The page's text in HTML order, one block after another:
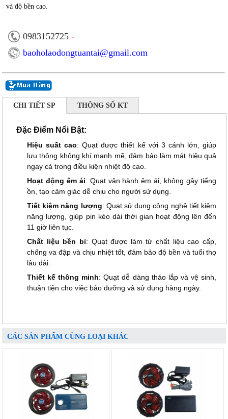
và độ bền cao.
0983152725 -
baoholaodongtuantai@gmail.com
CHI TIẾT SP THÔNG SỐ KT
Đặc Điểm Nổi Bật:
Hiệu suất cao: Quạt được thiết kế với 3 cánh lớn, giúp
lưu thông không khí mạnh mẽ, đảm bảo làm mát hiệu quả
ngay cả trong điều kiện nhiệt độ cao.
Hoạt động êm ái: Quạt vận hành êm ái, không gây tiếng
ồn, tạo cảm giác dễ chịu cho người sử dụng.
Tiết kiệm năng lượng: Quạt sử dụng công nghệ tiết kiệm
năng lượng, giúp pin kéo dài thời gian hoạt động lên đến
11 giờ liên tục.
Chất liệu bền bỉ: Quạt được làm từ chất liệu cao cấp,
chống va đập và chịu nhiệt tốt, đảm bảo độ bền và tuổi thọ
lâu dài.
Thiết kế thông minh: Quạt dễ dàng tháo lắp và vệ sinh,
thuận tiện cho việc bảo dưỡng và sử dụng hàng ngày.
CÁC SẢN PHẨM CÙNG LOẠI KHÁC